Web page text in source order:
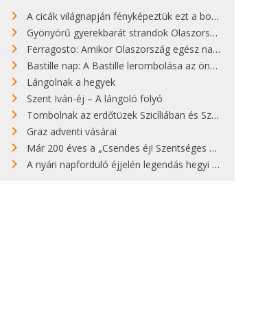
A cicák világnapján fényképeztük ezt a bokor alatt hűsölő cicát Kisorosziban
Gyönyörű gyerekbarát strandok Olaszországban - megmutatjuk a 15 legjobbat
Ferragosto: Amikor Olaszország egész nap nyaral
Bastille nap: A Bastille lerombolása az önkényuralom végét jelentette
Lángolnak a hegyek
Szent Iván-éj – A lángoló folyó
Tombolnak az erdőtüzek Szicíliában és Szardínián
Graz adventi vásárai
Már 200 éves a „Csendes éj! Szentséges éj!”
A nyári napforduló éjjelén legendás hegyi tüzek világítják meg Zugspitzét